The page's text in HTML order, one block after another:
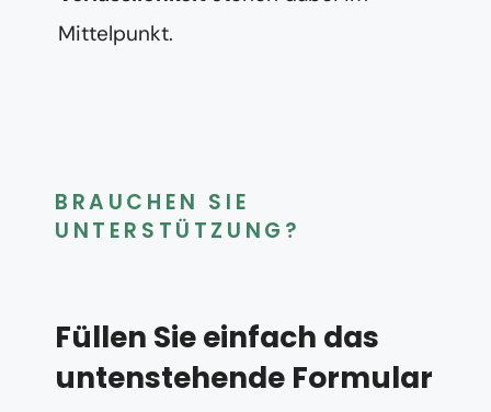
Mittelpunkt.
BRAUCHEN SIE
UNTERSTÜTZUNG?
Füllen Sie einfach das
untenstehende Formular